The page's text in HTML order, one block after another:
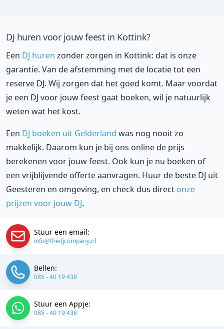
DJ huren voor jouw feest in Kottink?
Een DJ huren zonder zorgen in Kottink: dat is onze
garantie. Van de afstemming met de locatie tot een
reserve DJ. Wij zorgen dat het goed komt. Maar voordat
je een DJ voor jouw feest gaat boeken, wil je natuurlijk
weten wat het kost.
Een DJ boeken uit Gelderland was nog nooit zo
makkelijk. Daarom kun je bij ons online de prijs
berekenen voor jouw feest. Ook kun je nu boeken of
een vrijblijvende offerte aanvragen. Huur de beste DJ uit
Geesteren en omgeving, en check dus direct onze
prijzen voor jouw DJ.
Stuur een email:
info@thedjcompany.nl
Bellen:
085 - 40 19 438
Stuur een Appje:
085 - 40 19 438